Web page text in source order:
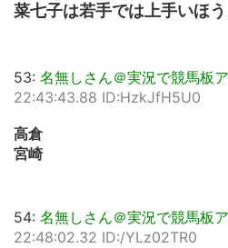
菜七子は若手では上手いほう
53: 名無しさん＠実況で競馬板
22:43:43.88 ID:HzkJfH5U0
高倉
宮崎
54: 名無しさん＠実況で競馬板
22:48:02.32 ID:/YLz02TR0